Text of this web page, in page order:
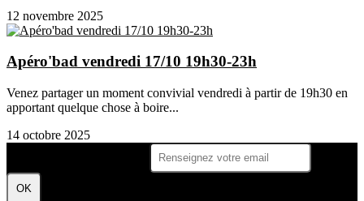
12 novembre 2025
Apéro'bad vendredi 17/10 19h30-23h
Venez partager un moment convivial vendredi à partir de 19h30 en
apportant quelque chose à boire...
14 octobre 2025
OK